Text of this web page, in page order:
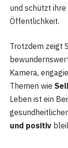
und schützt
Öffentlichkeit.
Trotzdem zeigt
Kamera,
Themen wie
Leben ist ein
und positiv